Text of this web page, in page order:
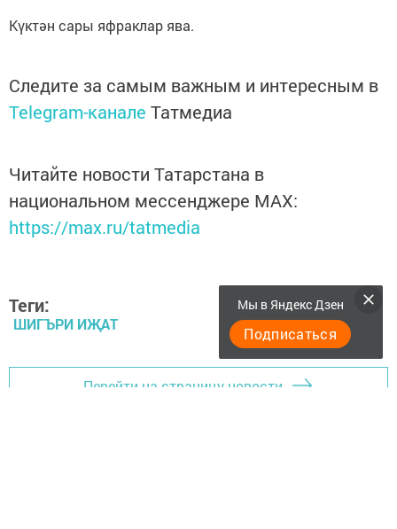
Күктән сары яфраклар ява.
Следите за самым важным и интересным в
Telegram-канале Татмедиа
Читайте новости Татарстана в
национальном мессенджере MАХ:
https://max.ru/tatmedia
Теги:
ШИГЪРИ ИҖАТ
Перейти на страницу новости
Мы в Яндекс Дзен
Подписаться